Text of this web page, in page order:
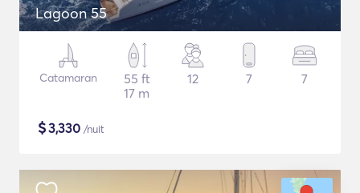
Lagoon 55
Catamaran
55 ft
17 m
12 7 7
$3,330 /nuit